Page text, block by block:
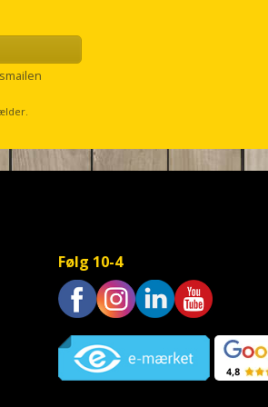
Følg 10-4